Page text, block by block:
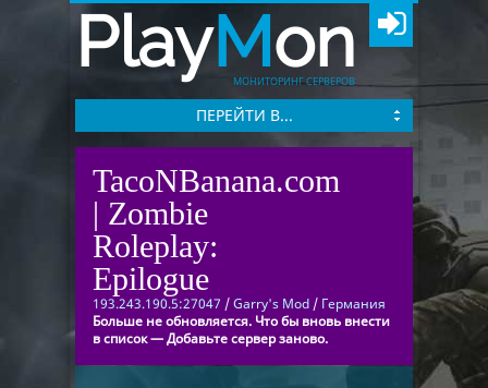
PlayMon
МОНИТОРИНГ СЕРВЕРОВ
ПЕРЕЙТИ В...
TacoNBanana.com
| Zombie
Roleplay:
Epilogue
193.243.190.5:27047 /Garry's Mod / Германия
Больше не обновляется. Что бы вновь внести
в список — Добавьте сервер заново.